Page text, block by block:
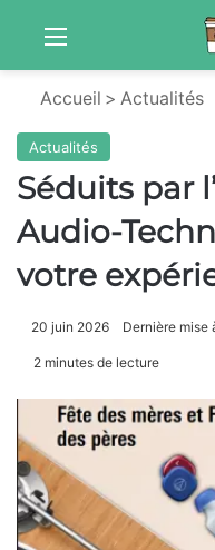
Menu
Accueil > Actualités
Actualités
Séduits par
Audio-
votre
20 juin 2026 Dernière mise
2 minutes de lecture